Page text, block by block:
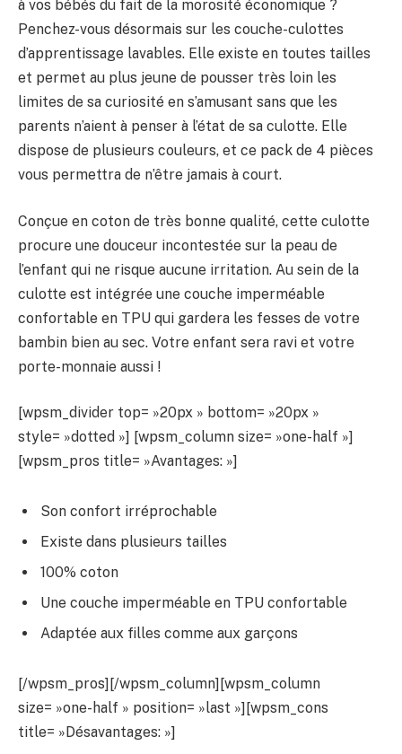
à vos bébés du fait de la morosité économique ?
Penchez-vous désormais sur les couche-culottes
d’apprentissage lavables. Elle existe en toutes tailles
et permet au plus jeune de pousser très loin les
limites de sa curiosité en s’amusant sans que les
parents n’aient à penser à l’état de sa culotte. Elle
dispose de plusieurs couleurs, et ce pack de 4 pièces
vous permettra de n’être jamais à court.
Conçue en coton de très bonne qualité, cette culotte
procure une douceur incontestée sur la peau de
l’enfant qui ne risque aucune irritation. Au sein de la
culotte est intégrée une couche imperméable
confortable en TPU qui gardera les fesses de votre
bambin bien au sec. Votre enfant sera ravi et votre
porte-monnaie aussi !
[wpsm_divider top= »20px » bottom= »20px »
style= »dotted »] [wpsm_column size= »one-half »]
[wpsm_pros title= »Avantages: »]
Son confort irréprochable
Existe dans plusieurs tailles
100% coton
Une couche imperméable en TPU confortable
Adaptée aux filles comme aux garçons
[/wpsm_pros][/wpsm_column][wpsm_column
size= »one-half » position= »last »][wpsm_cons
title= »Désavantages: »]